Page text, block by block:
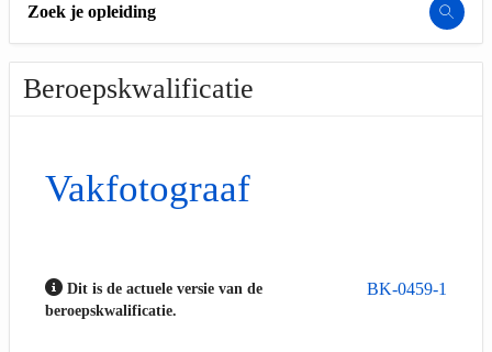
Zoek je opleiding
Beroepskwalificatie
Vakfotograaf
BK-0459-1
Dit is de actuele versie van de
beroepskwalificatie.